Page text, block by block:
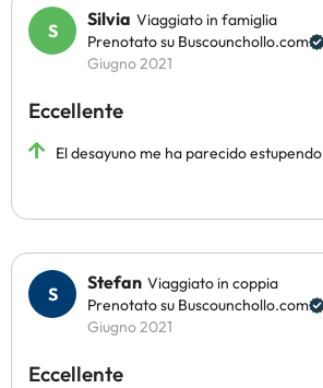
Silvia Viaggiato in famiglia
Prenotato su Buscounchollo.com
Giugno 2021
Eccellente
El desayuno me ha parecido estupendo
Stefan Viaggiato in coppia
Prenotato su Buscounchollo.com
Giugno 2021
Eccellente